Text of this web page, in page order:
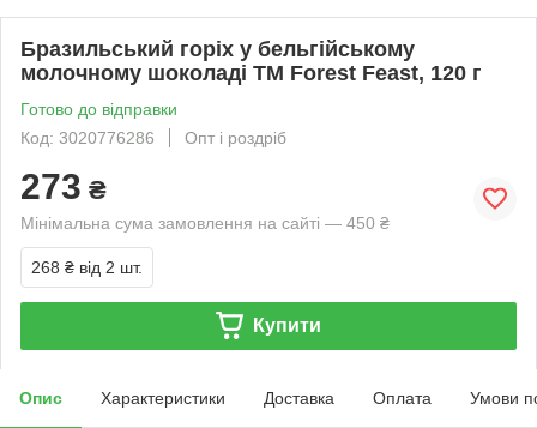
Бразильський горіх у бельгійському
молочному шоколаді TM Forest Feast, 120 г
Готово до відправки
Код: 3020776286
Опт і роздріб
273 ₴
Мінімальна сума замовлення на сайті — 450 ₴
268 ₴ від 2 шт.
Купити
Опис Характеристики Доставка Оплата Умови